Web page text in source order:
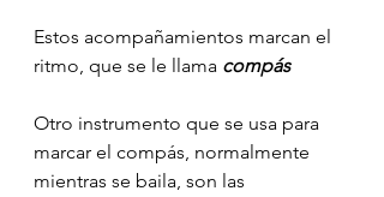
Estos acompañamientos marcan el
ritmo, que se le llama compás
Otro instrumento que se usa para
marcar el compás, normalmente
mientras se baila, son las